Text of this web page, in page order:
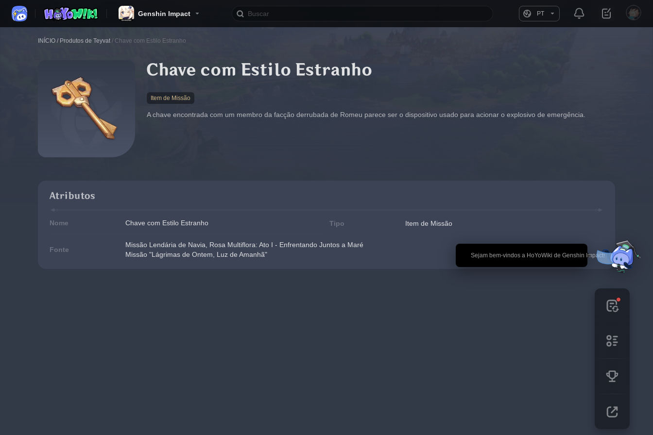
Genshin Impact PT
🎉 Sejam bem-vindos a HoYoWiki de Genshin Impact!
INÍCIO / Produtos de Teyvat / Chave com Estilo Estranho
Chave com Estilo Estranho
Item de Missão
A chave encontrada com um membro da facção derrubada de Romeu parece ser o dispositivo usado para acionar o explosivo de emergência.
Atributos
Nome Chave com Estilo Estranho Tipo Item de Missão
Fonte
Missão Lendária de Navia, Rosa Multiflora: Ato I - Enfrentando Juntos a Maré
Missão "Lágrimas de Ontem, Luz de Amanhã"